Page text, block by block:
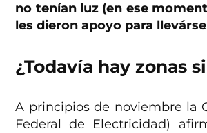
no tenían luz (en ese
les dieron apoyo para
¿Todavía hay zonas
A principios de noviembre la
Federal de Electricidad)